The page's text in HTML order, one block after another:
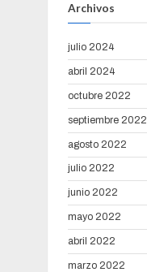
Archivos
julio 2024
abril 2024
octubre 2022
septiembre 2022
agosto 2022
julio 2022
junio 2022
mayo 2022
abril 2022
marzo 2022